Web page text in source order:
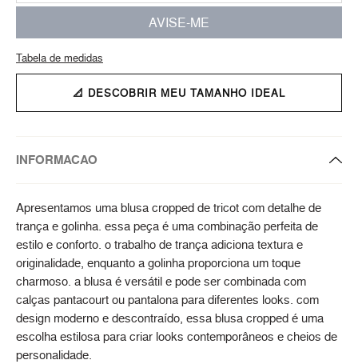
AVISE-ME
Tabela de medidas
📐 DESCOBRIR MEU TAMANHO IDEAL
INFORMACAO
Apresentamos uma blusa cropped de tricot com detalhe de
trança e golinha. essa peça é uma combinação perfeita de
estilo e conforto. o trabalho de trança adiciona textura e
originalidade, enquanto a golinha proporciona um toque
charmoso. a blusa é versátil e pode ser combinada com
calças pantacourt ou pantalona para diferentes looks. com
design moderno e descontraído, essa blusa cropped é uma
escolha estilosa para criar looks contemporâneos e cheios de
personalidade.